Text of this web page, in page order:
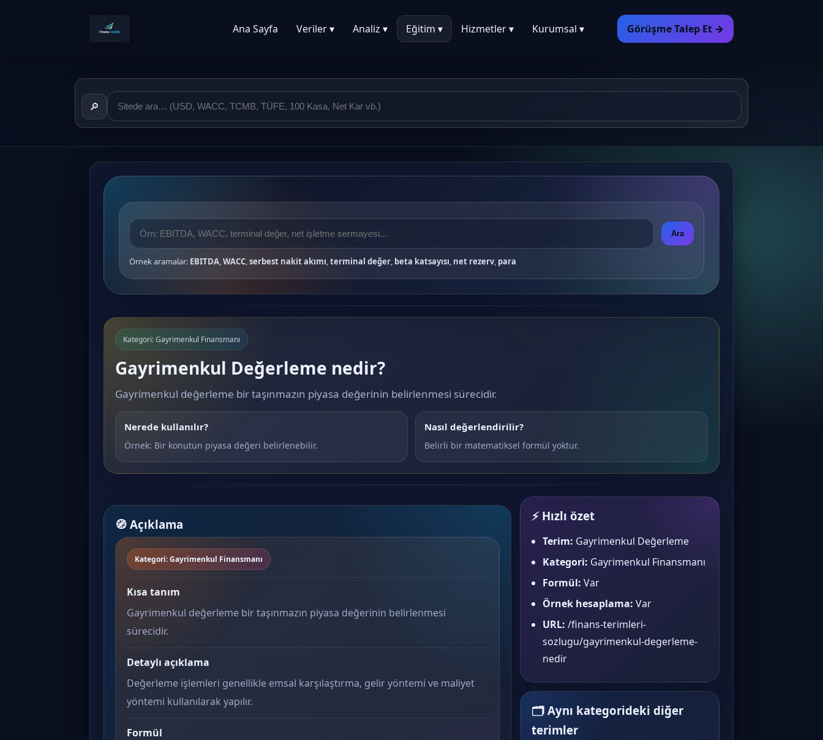
Ana Sayfa Veriler ▾ Analiz ▾ Eğitim ▾ Hizmetler ▾ Kurumsal ▾ Görüşme Talep Et →
🔎
Ara
Örnek aramalar: EBITDA,WACC,serbest nakit akımı,terminal değer, beta katsayısı, net rezerv, para
Kategori: Gayrimenkul Finansmanı
Gayrimenkul Değerleme nedir?
Gayrimenkul değerleme bir taşınmazın piyasa değerinin belirlenmesi sürecidir.
Nerede kullanılır?
Örnek: Bir konutun piyasa değeri belirlenebilir.
Nasıl değerlendirilir?
Belirli bir matematiksel formül yoktur.
🧭 Açıklama
Kategori: Gayrimenkul Finansmanı
Kısa tanım
Gayrimenkul değerleme bir taşınmazın piyasa değerinin belirlenmesi
sürecidir.
Detaylı açıklama
Değerleme işlemleri genellikle emsal karşılaştırma, gelir yöntemi ve maliyet
yöntemi kullanılarak yapılır.
Formül
⚡ Hızlı özet
Terim: Gayrimenkul Değerleme
Kategori: Gayrimenkul Finansmanı
Formül: Var
Örnek hesaplama: Var
URL: /finans-terimleri-
sozlugu/gayrimenkul-degerleme-
nedir
🗂 Aynı kategorideki diğer
terimler